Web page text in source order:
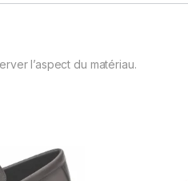
l’aspect du matériau.